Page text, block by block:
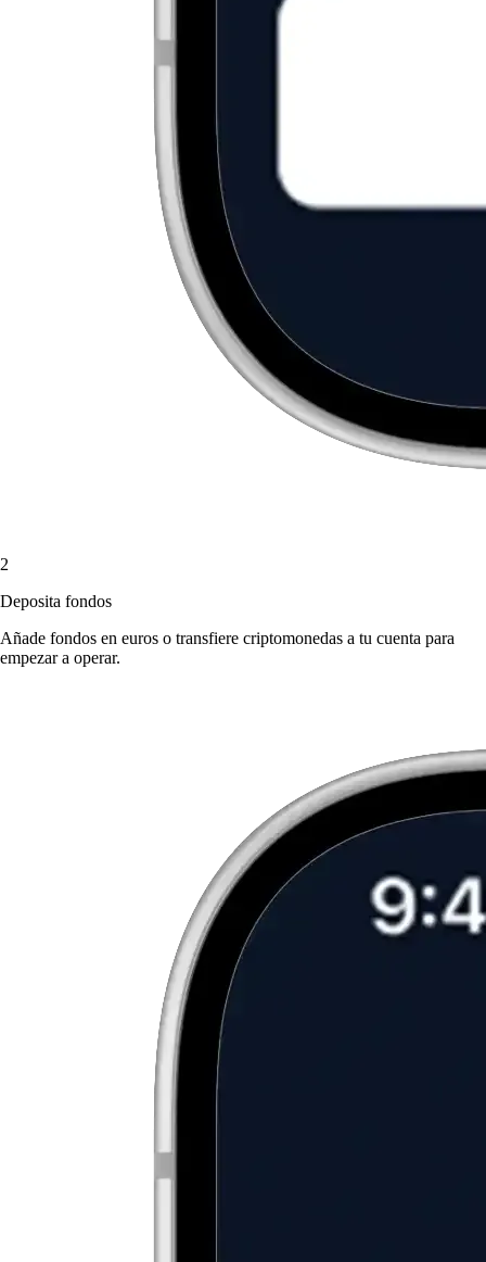
2
Deposita fondos
Añade fondos en euros o transfiere criptomonedas a tu cuenta para
empezar a operar.